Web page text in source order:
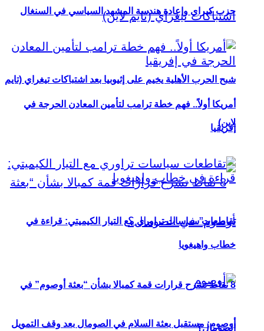
شبح الحرب الأهلية يخيم على إثيوبيا بعد اشتباكات تيغراي (تايم
لاين)
8 نقاط تشرح قرارات قمة كمبالا بشأن “بعثة أوصوم” في
الصومال؟
حزب كيراي وإعادة هندسة المشهد السياسي في السنغال
أمريكا أولاً.. فهم خطة ترامب لتأمين المعادن الحرجة في
إفريقيا
تقاطعات سياسات تراوري مع التيار الكيميتي: قراءة في
خطاب واهيغويا
أوصوم: مستقبل بعثة السلام في الصومال بعد وقف التمويل